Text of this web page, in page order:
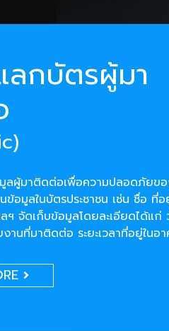
ลกบัตรผู้มา
ลผู้มาติดต่อเพื่อความปลอดภัยขอ
ข้อมูลในบัตรประชาชน เช่น ชื่อ ที่
ฯ จัดเก็บข้อมูลโดยละเอียดได้แก่
านที่มาติดต่อ ระยะเวลาที่อยู่ในอา